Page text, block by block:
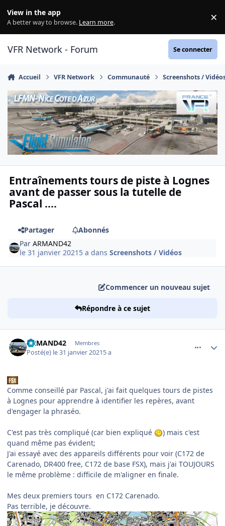
View in the app
A better way to browse. Learn more. ×
VFR Network - Forum Se connecter
Accueil VFR Network Communauté Screenshots /
Entraînements tours de piste à Lognes
avant de passer sous la tutelle de
Pascal ....
Partager
Abonnés
ParARMAND42
le 31 janvier 2021 5 a dansScreenshots / Vidéos
Commencer un nouveau sujet
Répondre à ce sujet
ARMAND42 Membres
Posté(e) le 31 janvier 20215 a
Comme conseillé par Pascal, j'ai fait quelques tours de pistes
à Lognes pour apprendre à identifier les repères, avant
d'engager la phraséo.
C'est pas très compliqué (car bien expliqué
) mais c'est
quand même pas évident;
J'ai essayé avec des appareils différents pour voir (C172 de
Carenado, DR400 free, C172 de base FSX), mais j'ai TOUJOURS
le même problème : difficile de m'aligner en finale.
Mes deux premiers tours en C172 Carenado.
Pas terrible, je découvre.